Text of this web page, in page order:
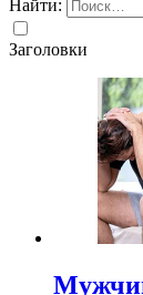
Найти:
Заголовки